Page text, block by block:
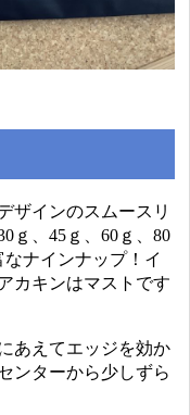
ザインのスムースリ
ｇ、45ｇ、60ｇ、80
ナインナップ！イ
カキンはマストです
あえてエッジを効か
ンターから少しずら